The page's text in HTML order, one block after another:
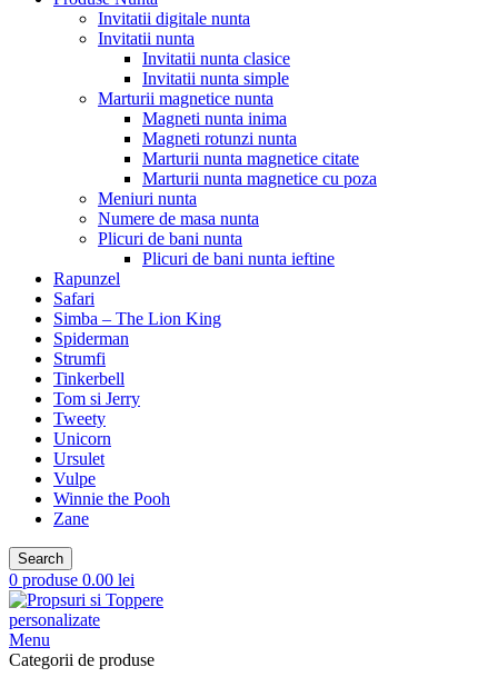
Invitatii digitale nunta
Invitatii nunta
Invitatii nunta clasice
Invitatii nunta simple
Marturii magnetice nunta
Magneti nunta inima
Magneti rotunzi nunta
Marturii nunta magnetice citate
Marturii nunta magnetice cu poza
Meniuri nunta
Numere de masa nunta
Plicuri de bani nunta
Plicuri de bani nunta ieftine
Rapunzel
Safari
Simba – The Lion King
Spiderman
Strumfi
Tinkerbell
Tom si Jerry
Tweety
Unicorn
Ursulet
Vulpe
Winnie the Pooh
Zane
Search
0 produse 0.00 lei
Menu
Categorii de produse